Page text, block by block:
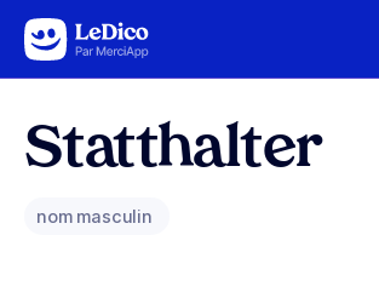
Aller au contenu
Statthalter
nom masculin